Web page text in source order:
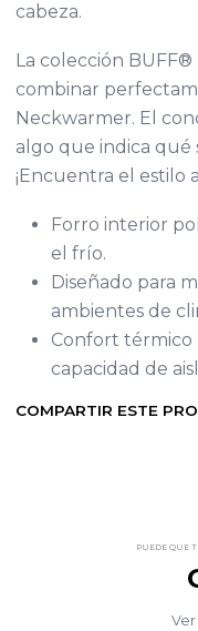
cabeza.
La colección BUFF®
combinar
Neckwarmer. El
algo que indica qué
¡Encuentra el estilo
Forro interior
el frío.
Diseñado para
ambientes de
Confort térmico
capacidad de
COMPARTIR ESTE
PUEDE QUE